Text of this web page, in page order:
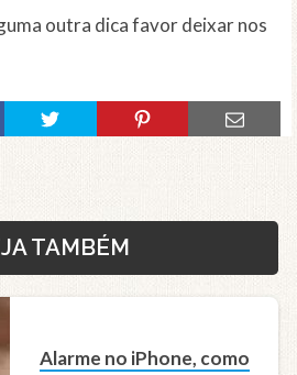
outra dica favor deixar nos
TAMBÉM
Alarme no iPhone, como